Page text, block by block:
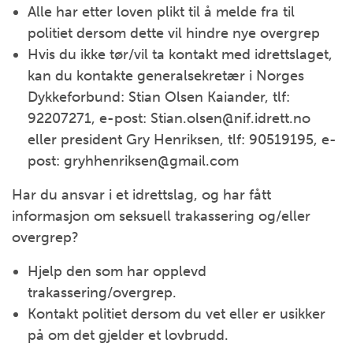
Alle har etter loven plikt til å melde fra til
politiet dersom dette vil hindre nye overgrep
Hvis du ikke tør/vil ta kontakt med idrettslaget,
kan du kontakte generalsekretær i Norges
Dykkeforbund: Stian Olsen Kaiander, tlf:
92207271, e-post: Stian.olsen@nif.idrett.no
eller president Gry Henriksen, tlf: 90519195, e-
post: gryhhenriksen@gmail.com
Har du ansvar i et idrettslag, og har fått
informasjon om seksuell trakassering og/eller
overgrep?
Hjelp den som har opplevd
trakassering/overgrep.
Kontakt politiet dersom du vet eller er usikker
på om det gjelder et lovbrudd.